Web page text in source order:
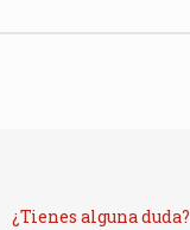
¿Tienes alguna duda?